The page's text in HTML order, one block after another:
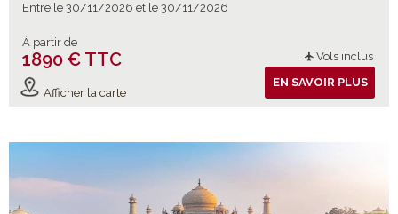
Entre le 30/11/2026 et le 30/11/2026
À partir de
1890 € TTC Vols inclus
Afficher la carte
EN SAVOIR PLUS